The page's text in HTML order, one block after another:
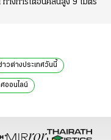
างการเตือนคลื่นสูง 9 เมตร
าวต่างประเทศวันนี้
ออนไลน์